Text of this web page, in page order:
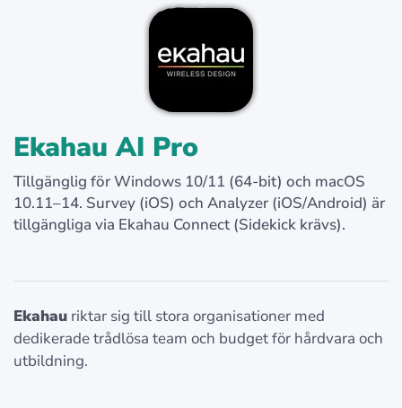
Ekahau AI Pro
Tillgänglig för Windows 10/11 (64-bit) och macOS
10.11–14. Survey (iOS) och Analyzer (iOS/Android) är
tillgängliga via Ekahau Connect (Sidekick krävs).
Ekahau riktar sig till stora organisationer med
dedikerade trådlösa team och budget för hårdvara och
utbildning.